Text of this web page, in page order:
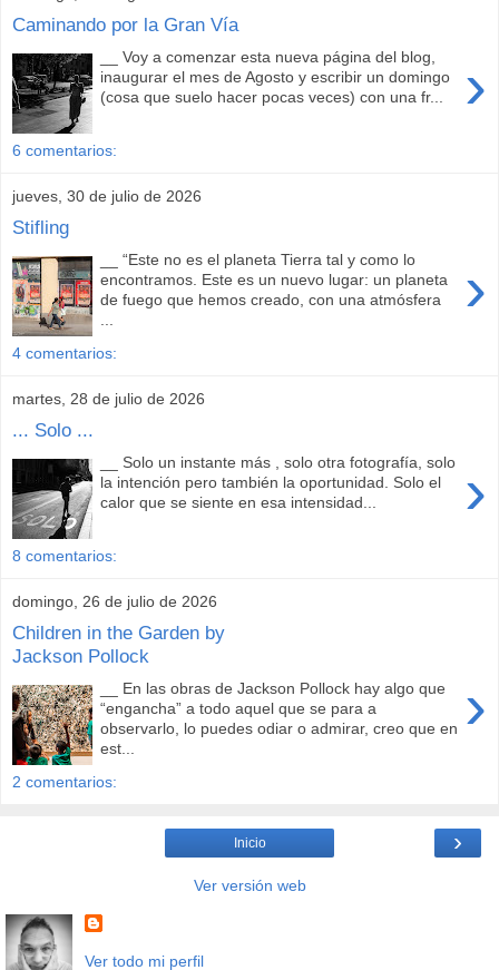
Caminando por la Gran Vía
›
__ Voy a comenzar esta nueva página del blog,
inaugurar el mes de Agosto y escribir un domingo
(cosa que suelo hacer pocas veces) con una fr...
6 comentarios:
jueves, 30 de julio de 2026
Stifling
›
__ “Este no es el planeta Tierra tal y como lo
encontramos. Este es un nuevo lugar: un planeta
de fuego que hemos creado, con una atmósfera
4 comentarios:
martes, 28 de julio de 2026
... Solo ...
›
__ Solo un instante más , solo otra fotografía, solo
la intención pero también la oportunidad. Solo el
calor que se siente en esa intensidad...
8 comentarios:
domingo, 26 de julio de 2026
Children in the Garden by
Jackson Pollock
›
__ En las obras de Jackson Pollock hay algo que
“engancha” a todo aquel que se para a
observarlo, lo puedes odiar o admirar, creo que en
est...
2 comentarios:
›
Inicio
Ver versión web
Ver todo mi perfil